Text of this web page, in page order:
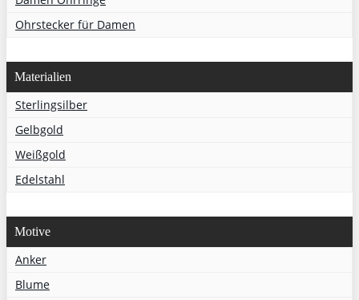
Ohrstecker für Damen
Materialien
Sterlingsilber
Gelbgold
Weißgold
Edelstahl
Motive
Anker
Blume